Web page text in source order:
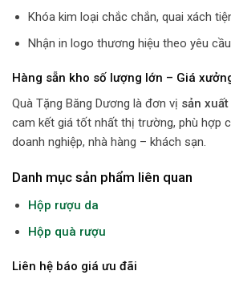
Khóa kim loại chắc chắn, quai xách
Nhận in logo thương hiệu theo yêu
Hàng sẵn kho số lượng lớn – Giá
Quà Tặng Băng Dương là đơn vị sản
cam kết giá tốt nhất thị trường, phù hợp
doanh nghiệp, nhà hàng – khách sạn.
Danh mục sản phẩm liên quan
Hộp rượu da
Hộp quà rượu
Liên hệ báo giá ưu đãi